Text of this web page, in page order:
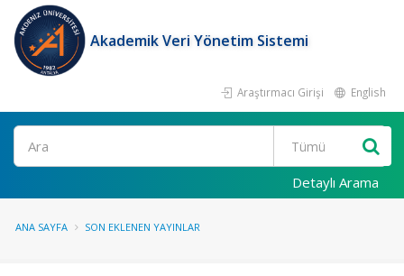
Akademik Veri Yönetim Sistemi
Araştırmacı Girişi English
Ara
Detaylı Arama
ANA SAYFA SON EKLENEN YAYINLAR